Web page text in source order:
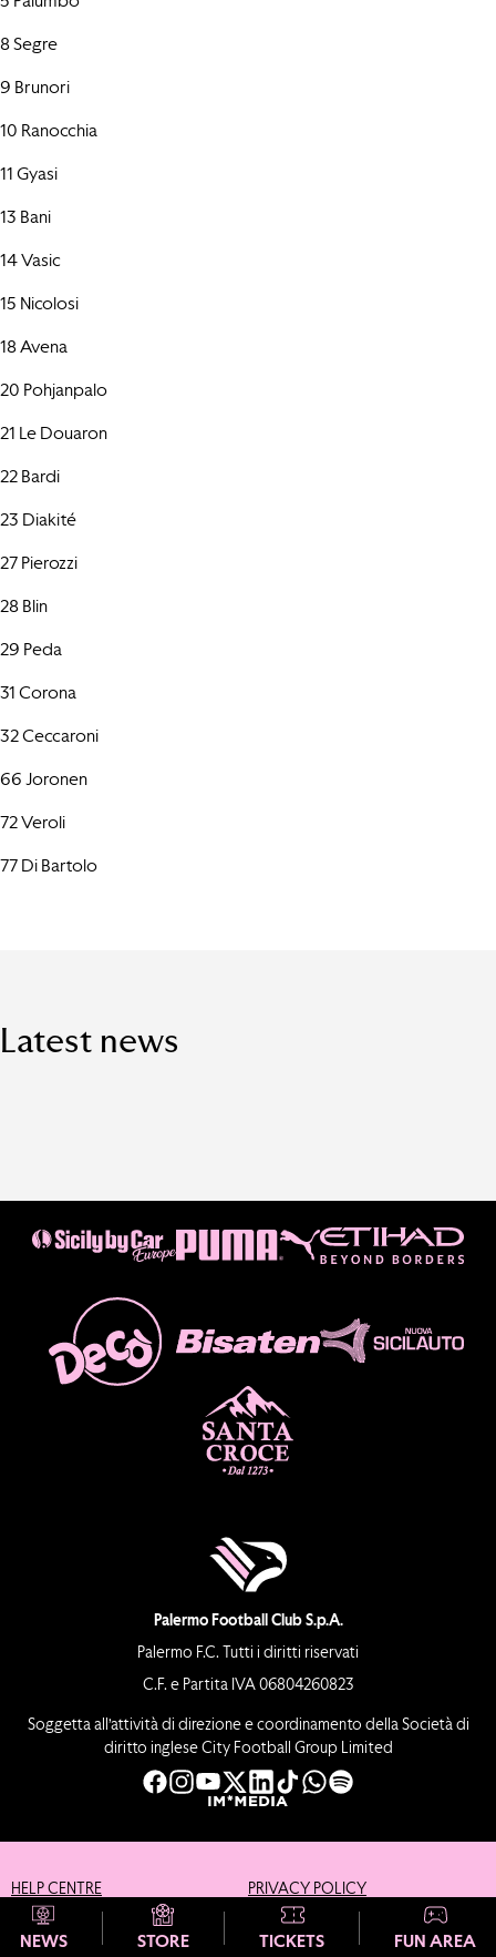
NEWS STORE TICKETS FUN AREA
8 Segre
9 Brunori
10 Ranocchia
11 Gyasi
13 Bani
14 Vasic
15 Nicolosi
18 Avena
20 Pohjanpalo
21 Le Douaron
22 Bardi
23 Diakité
27 Pierozzi
28 Blin
29 Peda
31 Corona
32 Ceccaroni
66 Joronen
72 Veroli
77 Di Bartolo
Latest news
Palermo Football Club S.p.A.
Palermo F.C. Tutti i diritti riservati
C.F. e Partita IVA 06804260823
Soggetta all’attività di direzione e coordinamento della Società di
diritto inglese City Football Group Limited
HELP CENTRE
PRIVACY POLICY
COOKIE POLICY
CREDITS